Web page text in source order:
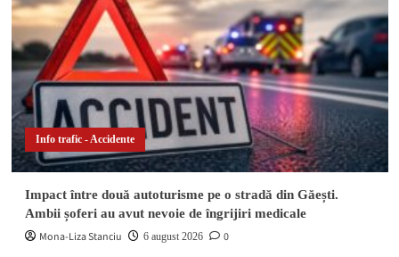
Info trafic - Accidente
Impact între două autoturisme pe o stradă din Găești.
Ambii șoferi au avut nevoie de îngrijiri medicale
Mona-Liza Stanciu 6 august 2026 0